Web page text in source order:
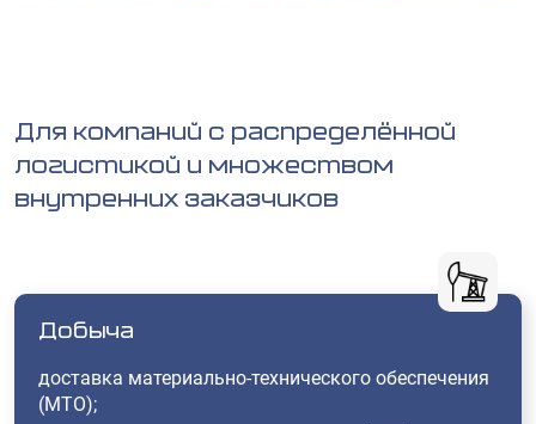
Для компаний с распределённой
логистикой и множеством
внутренних заказчиков
Добыча
доставка материально‑технического обеспечения
(МТО);